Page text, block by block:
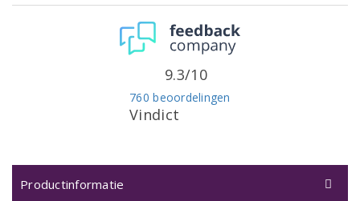
Vindict
760 beoordelingen
9.3/10
Productinformatie